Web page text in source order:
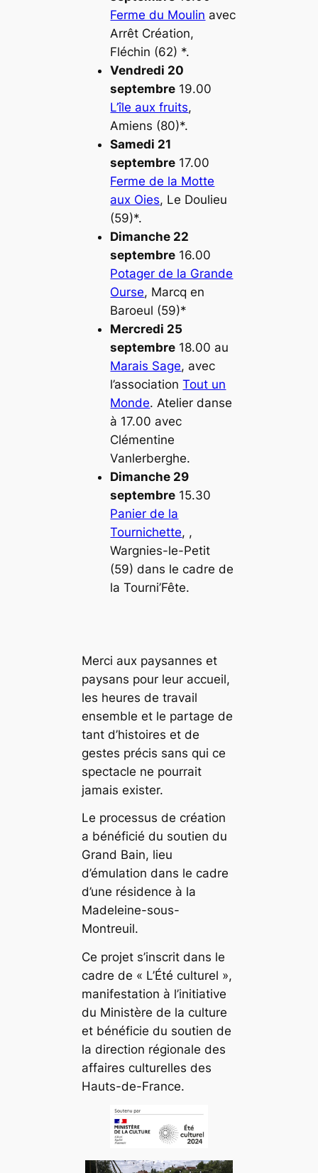
Ferme du Moulin avec
Arrêt Création,
Fléchin (62) *.
Vendredi 20
septembre 19.00
L’île aux fruits,
Amiens (80)*.
Samedi 21
septembre 17.00
Ferme de la Motte
aux Oies, Le Doulieu
(59)*.
Dimanche 22
septembre 16.00
Potager de la Grande
Ourse, Marcq en
Baroeul (59)*
Mercredi 25
septembre 18.00 au
Marais Sage, avec
l’associationTout un
Monde. Atelier danse
à 17.00 avec
Clémentine
Vanlerberghe.
Dimanche 29
septembre 15.30
Panier de la
Tournichette, ,
Wargnies-le-Petit
(59) dans le cadre de
la Tourni’Fête.
Merci aux paysannes et
paysans pour leur accueil,
les heures de travail
ensemble et le partage de
tant d’histoires et de
gestes précis sans qui ce
spectacle ne pourrait
jamais exister.
Le processus de création
a bénéficié du soutien du
Grand Bain, lieu
d’émulation dans le cadre
d’une résidence à la
Madeleine-sous-
Montreuil.
Ce projet s’inscrit dans le
cadre de « L’Été culturel »,
manifestation à l’initiative
du Ministère de la culture
et bénéficie du soutien de
la direction régionale des
affaires culturelles des
Hauts-de-France.